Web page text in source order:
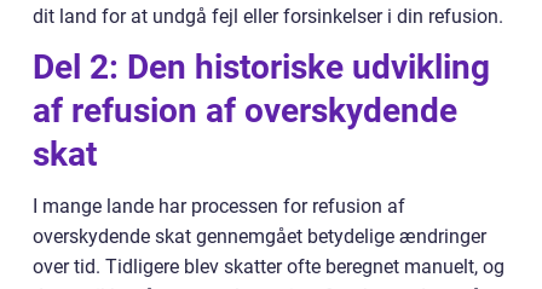
dit land for at undgå fejl eller forsinkelser i din refusion.
Del 2: Den historiske udvikling
af refusion af overskydende
skat
I mange lande har processen for refusion af
overskydende skat gennemgået betydelige ændringer
over tid. Tidligere blev skatter ofte beregnet manuelt, og